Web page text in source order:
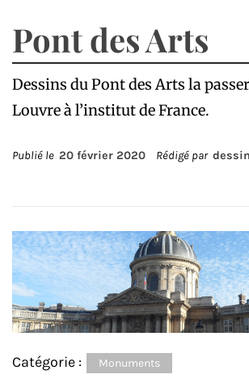
Pont des Arts
Dessins du Pont des Arts la
Louvre à l’institut de France.
Publié le 20 février 2020 Rédigé par
Catégorie : Monuments